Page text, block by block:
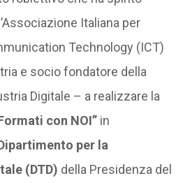
Italiana per
Technology (ICT)
e socio fondatore della
Digitale – a realizzare la
con NOI”in
per la
(DTD) della Presidenza del